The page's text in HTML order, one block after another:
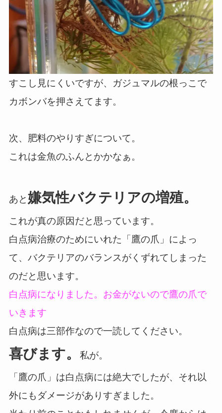
すこし見にくいですが、ガジュマルの根っこで
カボンバを押さえてます。
次、肥料のやりすぎについて。
これは金魚のふんとかかなぁ。
あと嫌気性バクテリアの増殖。
これが真の原因だと思っています。
白点病治療のためにいれた「鷹の爪」によっ
て、バクテリアのバランスがくずれてしまった
のだと思います。
白点病になりました。お金がないので鷹の爪で
いきます
白点病は三部作なので一読してください。
喜びます。 私が。
「鷹の爪」は白点病には絶大でしたが、それ以
外にもダメージがありすぎました。